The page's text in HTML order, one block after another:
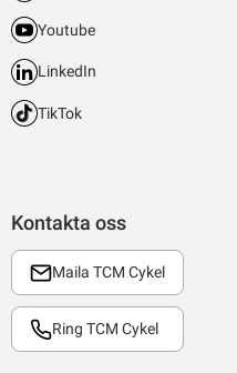
Kontakta oss
Maila TCM Cykel
Ring TCM Cykel
Youtube
LinkedIn
TikTok